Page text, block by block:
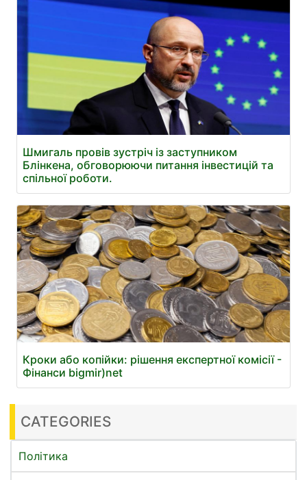
Шмигаль провів зустріч із заступником
Блінкена, обговорюючи питання інвестицій та
спільної роботи.
Кроки або копійки: рішення експертної комісії -
Фінанси bigmir)net
CATEGORIES
Політика